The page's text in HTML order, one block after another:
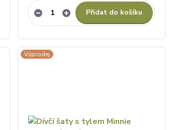
Přidat do košíku
Výprodej